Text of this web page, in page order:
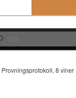
Provningsprotokoll, 8 viner